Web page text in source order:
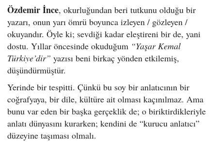
Özdemir İnce, okurluğundan beri tutkunu olduğu bir
yazarı, onun yarı ömrü boyunca izleyen / gözleyen /
okuyandır. Öyle ki; sevdiği kadar eleştireni bir de, yani
dostu. Yıllar öncesinde okuduğum “Yaşar Kemal
Türkiye’dir” yazısı beni birkaç yönden etkilemiş,
düşündürmüştür.
Yerinde bir tespitti. Çünkü bu soy bir anlatıcının bir
coğrafyaya, bir dile, kültüre ait olması kaçınılmaz. Ama
bunu var eden bir başka gerçeklik de; o biriktirdikleriyle
anlatı dünyasını kurarken; kendini de “kurucu anlatıcı”
düzeyine taşıması olmalı.